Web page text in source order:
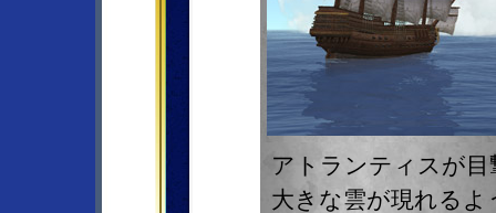
アトランティスが
大きな雲が現れる